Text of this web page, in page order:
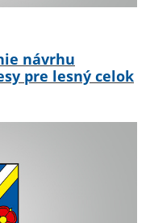
návrhu
pre lesný celok